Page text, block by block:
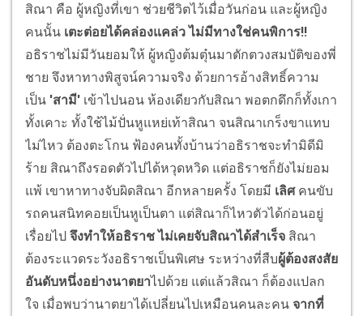
สิณา คือ ผู้หญิงที่เขา ช่วยชีวิตไว้เมื่อวันก่อน และผู้หญิง
คนนั้น เตะต่อยได้คล่องแคล่ว ไม่มีทางใช่คนพิการ!!
อธิราชไม่มีวันยอมให้ ผู้หญิงต้มตุ๋นมาตักตวงสมบัติของพี่
ชาย จึงหาทางพิสูจน์ความจริง ด้วยการอ้างสิทธิ์ความ
เป็น 'สามี' เข้าไปนอน ห้องเดียวกับสิณา พอตกดึกก็ทั้งเกา
ทั้งเคาะ ทั้งใช้ไม้ปั่นหูแหย่เท้าสิณา จนสิณาเกร็งขาแทบ
ไม่ไหว ต้องตะโกน ฟ้องคนทั้งบ้านว่าอธิราชจะทำมิดีมิ
ร้าย สิณาถึงรอดตัวไปได้หวุดหวิด แต่อธิราชก็ยังไม่ยอม
แพ้ เขาหาทางจับผิดสิณา อีกหลายครั้ง โดยมี เลิศคนขับ
รถคนสนิทคอยเป็นหูเป็นตา แต่สิณาก็ไหวตัวได้ก่อนอยู่
เรื่อยไป จึงทำให้อธิราช ไม่เคยจับสิณาได้สำเร็จ สิณา
ต้องระแวดระวังอธิราชเป็นพิเศษ ระหว่างที่สืบผู้ต้องสงสัย
อันดับหนึ่งอย่างนาตยาไปด้วย แต่แล้วสิณา ก็ต้องแปลก
ใจ เมื่อพบว่านาตยาได้เปลี่ยนไปเหมือนคนละคน จากที่